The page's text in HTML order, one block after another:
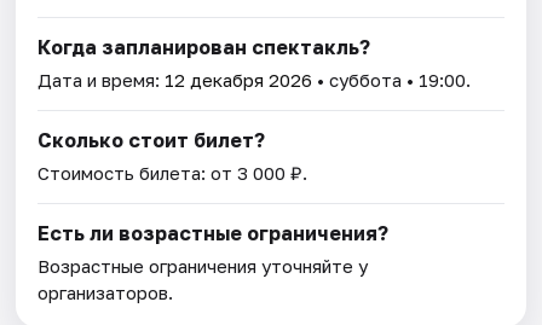
Когда запланирован спектакль?
Дата и время: 12 декабря 2026 • суббота • 19:00.
Сколько стоит билет?
Стоимость билета: от 3 000 ₽.
Есть ли возрастные ограничения?
Возрастные ограничения уточняйте у
организаторов.